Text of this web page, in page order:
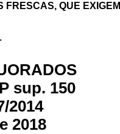
FRESCAS, QUE EXIGEM
sup. 150
2014
2018